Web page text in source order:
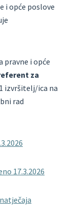
i opće poslove
pravne i opće
za
izvršitelj/ica na
rad
17.3.2026